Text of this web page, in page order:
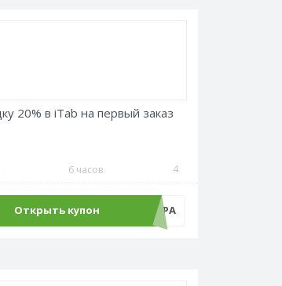
20% в iTab на первый заказ
6 часов 4
Открыть купон ЖАРА